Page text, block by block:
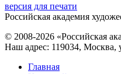
версия для печати
Российская академия
© 2008-2026 «Российская
Наш адрес: 119034, Москва,
Главная